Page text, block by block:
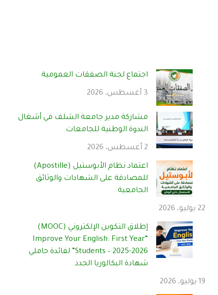
اجتماع لجنة الصفقات العمومية
3 أغسطس، 2026
مشاركة مدير جامعة الشلف في أشغال
الندوة الوطنية للجامعات
2 أغسطس، 2026
اعتماد نظام الأبوستيل (Apostille)
للمصادقة على الشهادات والوثائق
الجامعية
22 يوليو، 2026
إطلاق التكوين الإلكتروني (MOOC)
“Improve Your English: First Year
Students – 2025-2026” لفائدة حاملي
شهادة البكالوريا الجدد
19 يوليو، 2026